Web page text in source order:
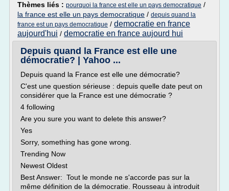
Thèmes liés : pourquoi la france est elle un pays democratique /
la france est elle un pays democratique / depuis quand la
france est un pays democratique / democratie en france
aujourd'hui / democratie en france aujourd hui
Depuis quand la France est elle une
démocratie? | Yahoo ...
Depuis quand la France est elle une démocratie?
C'est une question sérieuse : depuis quelle date peut on
considérer que la France est une démocratie ?
4 following
Are you sure you want to delete this answer?
Yes
Sorry, something has gone wrong.
Trending Now
Newest Oldest
Best Answer: Tout le monde ne s'accorde pas sur la
même définition de la démocratie. Rousseau à introduit